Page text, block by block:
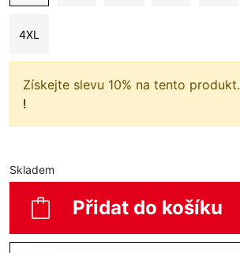
4XL
Získejte slevu 10% na tento produkt.
!
Skladem
Přidat do košíku